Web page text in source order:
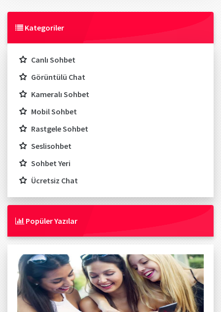
Kategoriler
Canlı Sohbet
Görüntülü Chat
Kameralı Sohbet
Mobil Sohbet
Rastgele Sohbet
Seslisohbet
Sohbet Yeri
Ücretsiz Chat
Popüler Yazılar